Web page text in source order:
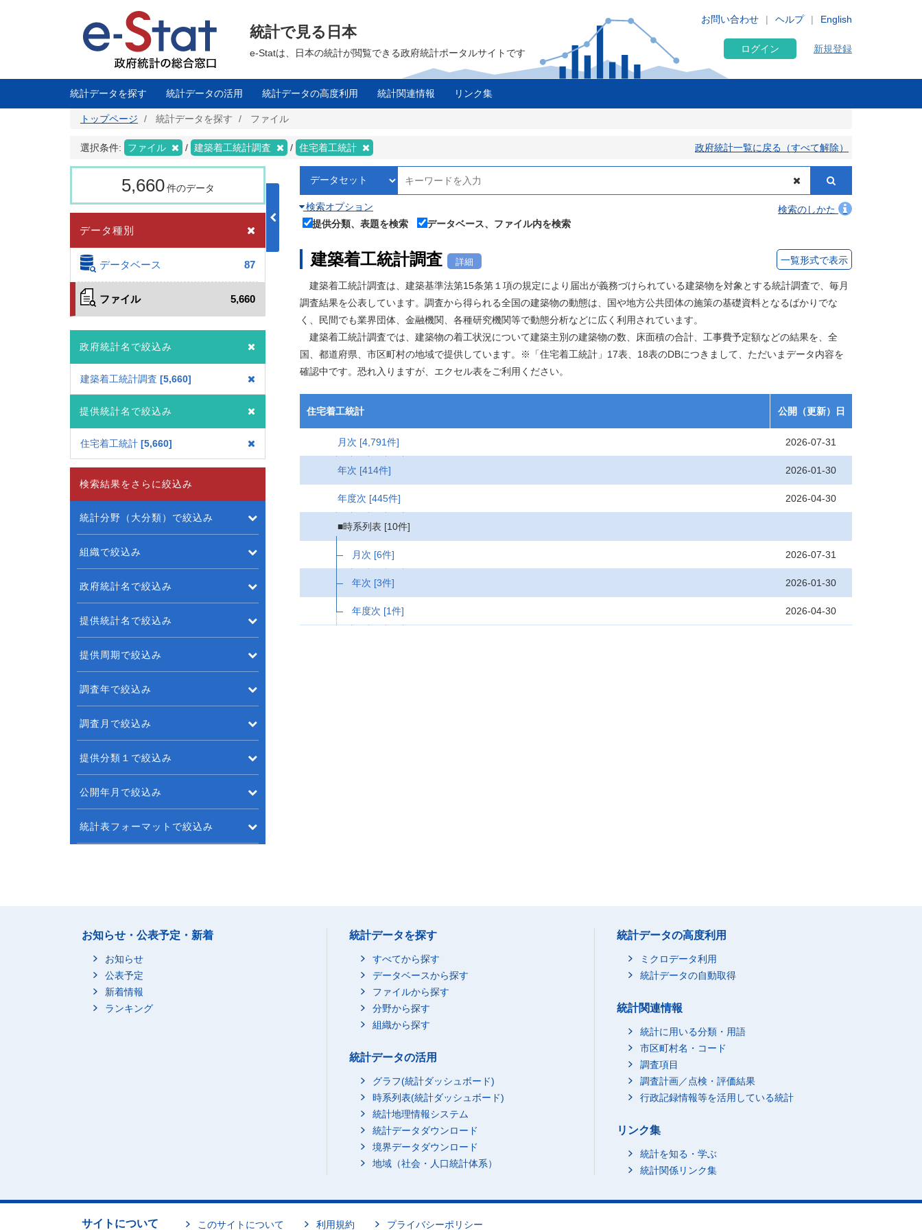
に
English
お問い合わせ ヘルプ
統計で見る日本
e-Statは、日本の統計が閲覧できる政府統計ポータルサイトです ログイン 新規登録
統計データを探す 統計データの活用 統計データの高度利用 統計関連情報 リンク集
トップページ 統計データを探す ファイル
選択条件: ファイル 建築着工統計調査 住宅着工統計 政府統計一覧に戻る（すべて解除）
5,660 件のデータ
データ種別
データベース 87
ファイル 5,660
政府統計名で絞込み
建築着工統計調査 5,660
提供統計名で絞込み
住宅着工統計 5,660
検索オプション
検索のしかた
提供分類、表題を検索
データベース、ファイル内を検索
建築着工統計調査 詳細 一覧形式で表示
建築着工統計調査は、建築基準法第15条第１項の規定により届出が義務づけられている建築物を対象とする統計調査で、毎月
調査結果を公表しています。調査から得られる全国の建築物の動態は、国や地方公共団体の施策の基礎資料となるばかりでな
く、民間でも業界団体、金融機関、各種研究機関等で動態分析などに広く利用されています。
建築着工統計調査では、建築物の着工状況について建築主別の建築物の数、床面積の合計、工事費予定額などの結果を、全
国、都道府県、市区町村の地域で提供しています。※「住宅着工統計」17表、18表のDBにつきまして、ただいまデータ内容を
確認中です。恐れ入りますが、エクセル表をご利用ください。
住宅着工統計 公開（更新）日
月次 [4,791件] 2026-07-31
年次 [414件] 2026-01-30
年度次 [445件] 2026-04-30
■時系列表 [10件]
月次 [6件] 2026-07-31
年次 [3件] 2026-01-30
年度次 [1件] 2026-04-30
検索結果をさらに絞込み
統計分野（大分類）で絞込み
組織で絞込み
政府統計名で絞込み
提供統計名で絞込み
提供周期で絞込み
調査年で絞込み
調査月で絞込み
提供分類１で絞込み
公開年月で絞込み
統計表フォーマットで絞込み
お知らせ・公表予定・新着
お知らせ
公表予定
新着情報
ランキング
統計データを探す
すべてから探す
データベースから探す
ファイルから探す
分野から探す
組織から探す
統計データの活用
グラフ(統計ダッシュボード)
時系列表(統計ダッシュボード)
統計地理情報システム
統計データダウンロード
境界データダウンロード
地域（社会・人口統計体系）
統計データの高度利用
ミクロデータ利用
統計データの自動取得
統計関連情報
統計に用いる分類・用語
市区町村名・コード
調査項目
調査計画／点検・評価結果
行政記録情報等を活用している統計
リンク集
統計を知る・学ぶ
統計関係リンク集
サイトについて このサイトについて 利用規約 プライバシーポリシー